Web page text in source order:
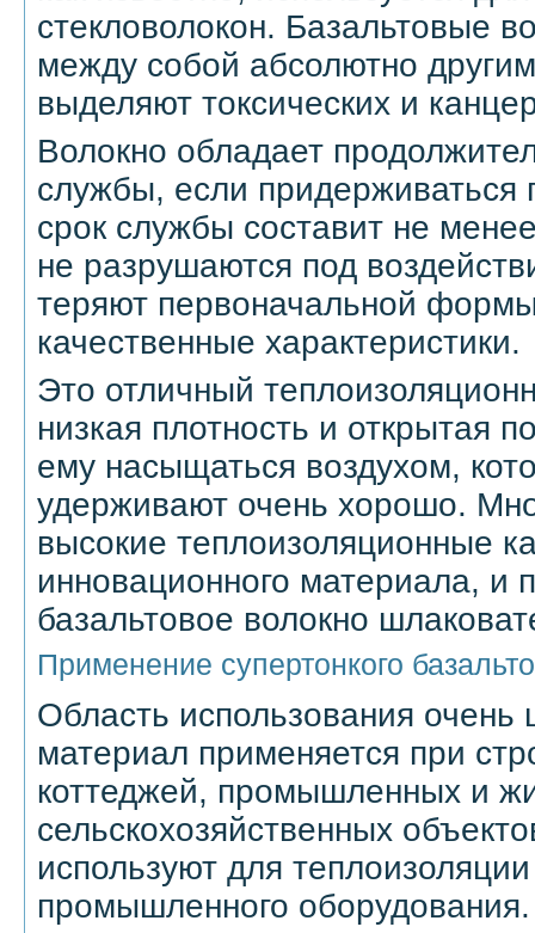
стекловолокон. Базальтовые
между собой абсолютно
выделяют токсических и
Волокно обладает
службы, если придерживаться
срок службы составит не
не разрушаются под
теряют первоначальной
качественные характеристики.
Это отличный
низкая плотность и открытая
ему насыщаться воздухом,
удерживают очень хорошо.
высокие теплоизоляционные
инновационного материала, и
базальтовое волокно
Применение супертонкого
Область использования очень
материал применяется при
коттеджей, промышленных и
сельскохозяйственных
используют для
промышленного оборудования.